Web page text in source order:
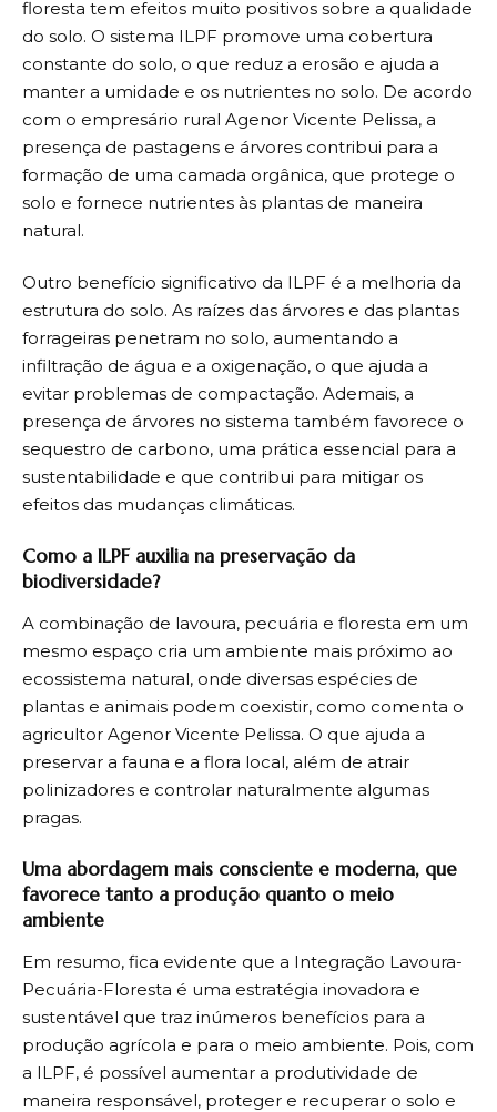
floresta tem efeitos muito positivos sobre a qualidade
do solo. O sistema ILPF promove uma cobertura
constante do solo, o que reduz a erosão e ajuda a
manter a umidade e os nutrientes no solo. De acordo
com o empresário rural Agenor Vicente Pelissa, a
presença de pastagens e árvores contribui para a
formação de uma camada orgânica, que protege o
solo e fornece nutrientes às plantas de maneira
natural.
Outro benefício significativo da ILPF é a melhoria da
estrutura do solo. As raízes das árvores e das plantas
forrageiras penetram no solo, aumentando a
infiltração de água e a oxigenação, o que ajuda a
evitar problemas de compactação. Ademais, a
presença de árvores no sistema também favorece o
sequestro de carbono, uma prática essencial para a
sustentabilidade e que contribui para mitigar os
efeitos das mudanças climáticas.
Como a ILPF auxilia na preservação da
biodiversidade?
A combinação de lavoura, pecuária e floresta em um
mesmo espaço cria um ambiente mais próximo ao
ecossistema natural, onde diversas espécies de
plantas e animais podem coexistir, como comenta o
agricultor Agenor Vicente Pelissa. O que ajuda a
preservar a fauna e a flora local, além de atrair
polinizadores e controlar naturalmente algumas
pragas.
Uma abordagem mais consciente e moderna, que
favorece tanto a produção quanto o meio
ambiente
Em resumo, fica evidente que a Integração Lavoura-
Pecuária-Floresta é uma estratégia inovadora e
sustentável que traz inúmeros benefícios para a
produção agrícola e para o meio ambiente. Pois, com
a ILPF, é possível aumentar a produtividade de
maneira responsável, proteger e recuperar o solo e